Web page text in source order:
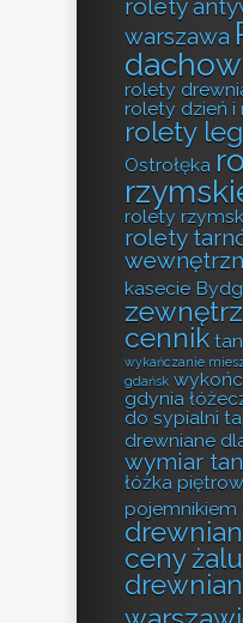
rolety
warszawa
rolety
rolety dzień i
rolety
Ostrołęka
rolety
rolety
kasecie
cennik
wykańczanie
gdańsk
gdynia
do sypialni
drewniane
wymiar
łóżka
pojemnikiem
ceny